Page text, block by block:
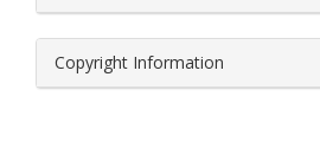
Copyright Information